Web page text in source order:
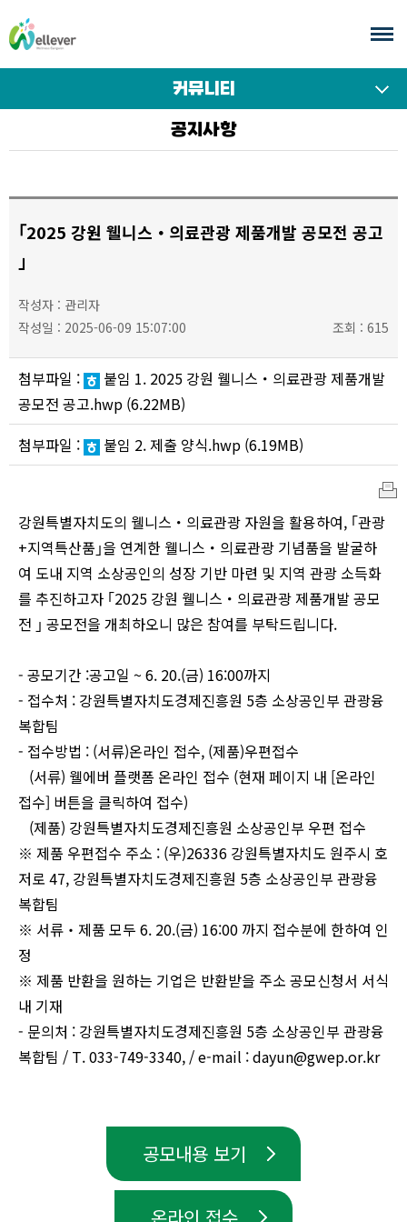
문
바
가
커뮤니티
공지사항
｢2025 강원 웰니스・의료관광 제품개발 공모전 공고
｣
작성자 : 관리자
작성일 : 2025-06-09 15:07:00
조회 : 615
첨부파일 :
붙임 1. 2025 강원 웰니스・의료관광 제품개발
공모전 공고.hwp (6.22MB)
첨부파일 :
붙임 2. 제출 양식.hwp (6.19MB)
쇄
강원특별자치도의 웰니스・의료관광 자원을 활용하여, ｢관광
+지역특산품｣을 연계한 웰니스・의료관광 기념품을 발굴하
여 도내 지역 소상공인의 성장 기반 마련 및 지역 관광 소득화
를 추진하고자 ｢2025 강원 웰니스・의료관광 제품개발 공모
전 ｣ 공모전을 개최하오니 많은 참여를 부탁드립니다.
- 공모기간 :공고일 ~ 6. 20.(금) 16:00까지
- 접수처 : 강원특별자치도경제진흥원 5층 소상공인부 관광융
복합팀
- 접수방법 : (서류)온라인 접수, (제품)우편접수
(서류) 웰에버 플랫폼 온라인 접수 (현재 페이지 내 [온라인
접수] 버튼을 클릭하여 접수)
(제품) 강원특별자치도경제진흥원 소상공인부 우편 접수
※ 제품 우편접수 주소 : (우)26336 강원특별자치도 원주시 호
저로 47, 강원특별자치도경제진흥원 5층 소상공인부 관광융
복합팀
※ 서류‧제품 모두 6. 20.(금) 16:00 까지 접수분에 한하여 인
정
※ 제품 반환을 원하는 기업은 반환받을 주소 공모신청서 서식
내 기재
- 문의처 : 강원특별자치도경제진흥원 5층 소상공인부 관광융
복합팀 / T. 033-749-3340, / e-mail : dayun@gwep.or.kr
공모내용 보기